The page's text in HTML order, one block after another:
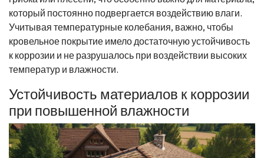
который постоянно подвергается воздействию влаги.
Учитывая температурные колебания, важно, чтобы
кровельное покрытие имело достаточную устойчивость
к коррозии и не разрушалось при воздействии высоких
температур и влажности.
Устойчивость материалов к коррозии
при повышенной влажности